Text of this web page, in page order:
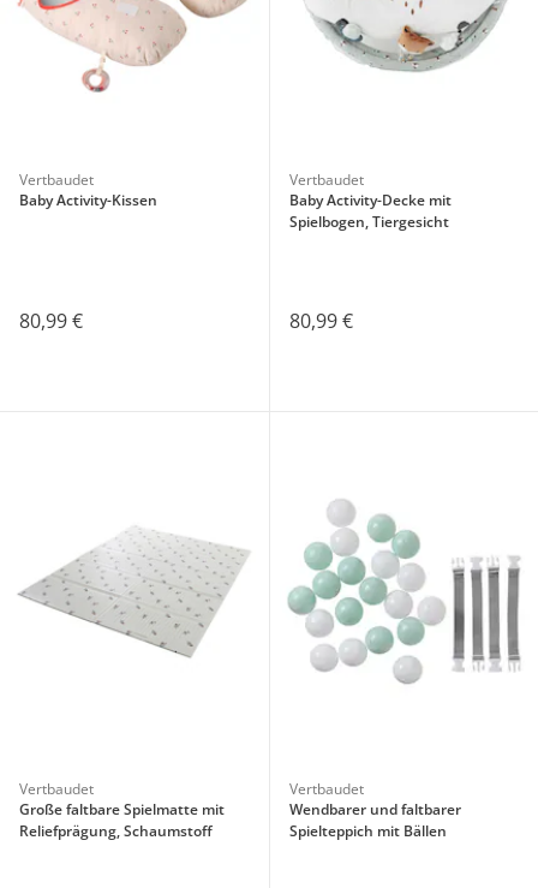
Vertbaudet
Baby Activity-Kissen
80,99 €
Vertbaudet
Baby Activity-Decke mit
Spielbogen, Tiergesicht
80,99 €
Vertbaudet
Große faltbare Spielmatte mit
Reliefprägung, Schaumstoff
Vertbaudet
Wendbarer und faltbarer
Spielteppich mit Bällen